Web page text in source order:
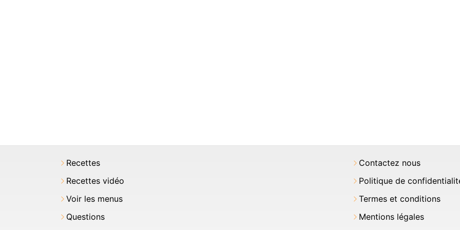
Recettes
Recettes vidéo
Voir les menus
Questions
Contactez nous
Politique de
Termes et conditions
Mentions légales